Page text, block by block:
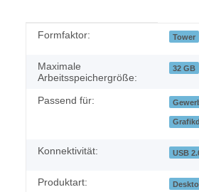
Produkteigenschaft
Wert
Formfaktor: Tower
Maximale
Arbeitsspeichergröße:
32 GB
Passend für:
Konnektivität: USB
Produktart: